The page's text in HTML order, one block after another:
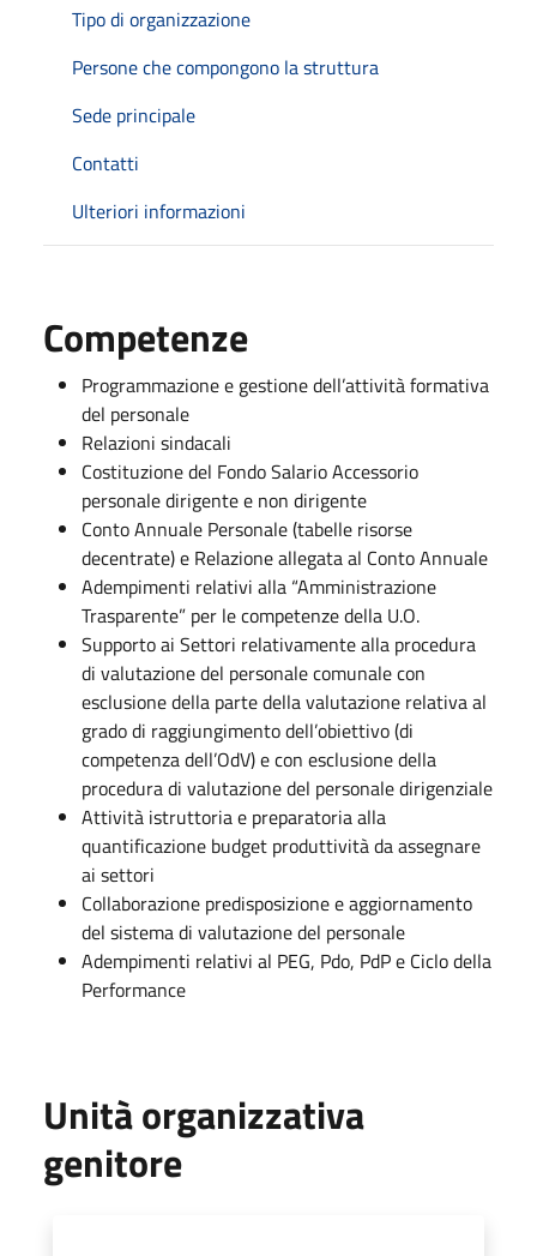
Tipo di organizzazione
Persone che compongono la struttura
Sede principale
Contatti
Ulteriori informazioni
Competenze
Programmazione e gestione dell’attività formativa
del personale
Relazioni sindacali
Costituzione del Fondo Salario Accessorio
personale dirigente e non dirigente
Conto Annuale Personale (tabelle risorse
decentrate) e Relazione allegata al Conto Annuale
Adempimenti relativi alla “Amministrazione
Trasparente” per le competenze della U.O.
Supporto ai Settori relativamente alla procedura
di valutazione del personale comunale con
esclusione della parte della valutazione relativa al
grado di raggiungimento dell’obiettivo (di
competenza dell’OdV) e con esclusione della
procedura di valutazione del personale dirigenziale
Attività istruttoria e preparatoria alla
quantificazione budget produttività da assegnare
ai settori
Collaborazione predisposizione e aggiornamento
del sistema di valutazione del personale
Adempimenti relativi al PEG, Pdo, PdP e Ciclo della
Performance
Unità organizzativa
genitore